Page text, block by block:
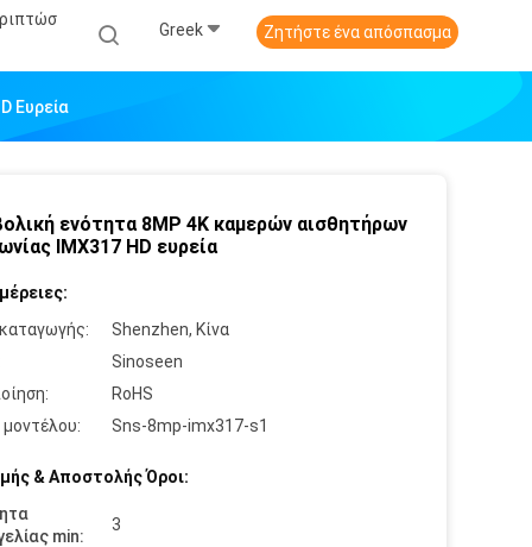
Greek Ζητήστε ένα απόσπασμα
Ευρεία
ενότητα 8MP 4K καμερών αισθητήρων
IMX317 HD ευρεία
Shenzhen, Κίνα
Sinoseen
RoHS
Sns-8mp-imx317-s1
& Αποστολής Όροι:
min:
3